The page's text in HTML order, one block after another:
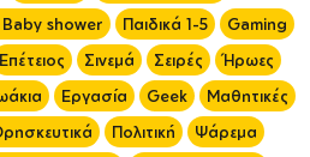
shower Παιδικά 1-5
Gaming
Επέτειος Σινεμά Σειρές
Ήρωες
Εργασία Geek
Μαθητικές
Πολιτική
Ψάρεμα